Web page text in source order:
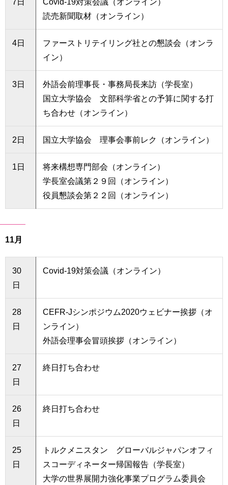
読売新聞取材（オンライン）
4日
ファーストリテイリング社との懇談会（オンラ
イン）
3日
外語会前理事長・事務局長来訪（学長室）
国立大学協会 文部科学省との予算に関する打
ち合わせ（オンライン）
2日 国立大学協会 理事会事前レク（オンライン）
1日
将来構想専門部会（オンライン）
学長室会議第２９回（オンライン）
役員懇談会第２２回（オンライン）
11月
30
日
Covid-19対策会議（オンライン）
28
日
CEFR-Jシンポジウム2020ウェビナー挨拶（オ
ンライン）
外語会理事会冒頭挨拶（オンライン）
27
日
終日打ち合わせ
26
日
終日打ち合わせ
25
日
トルクメニスタン グローバルジャパンオフィ
スコーディネーター帰国報告（学長室）
大学の世界展開力強化事業プログラム委員会